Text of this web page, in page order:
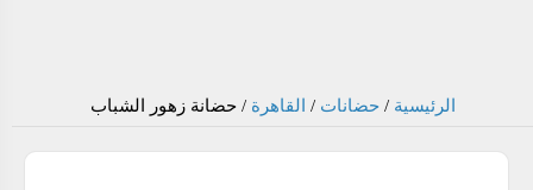
الرئيسية / حضانات / القاهرة /حضانة زهور الشباب